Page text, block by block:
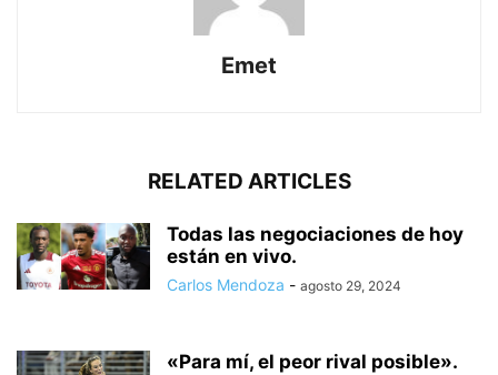
Emet
RELATED ARTICLES
Todas las negociaciones de hoy
están en vivo.
Carlos Mendoza - agosto 29, 2024
«Para mí, el peor rival posible».